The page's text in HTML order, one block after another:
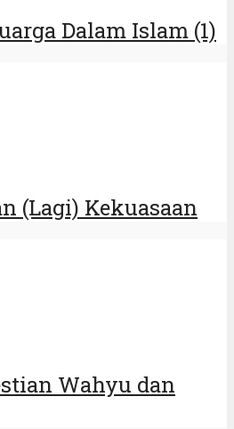
Dalam Islam (1)
(Lagi) Kekuasaan
Wahyu dan